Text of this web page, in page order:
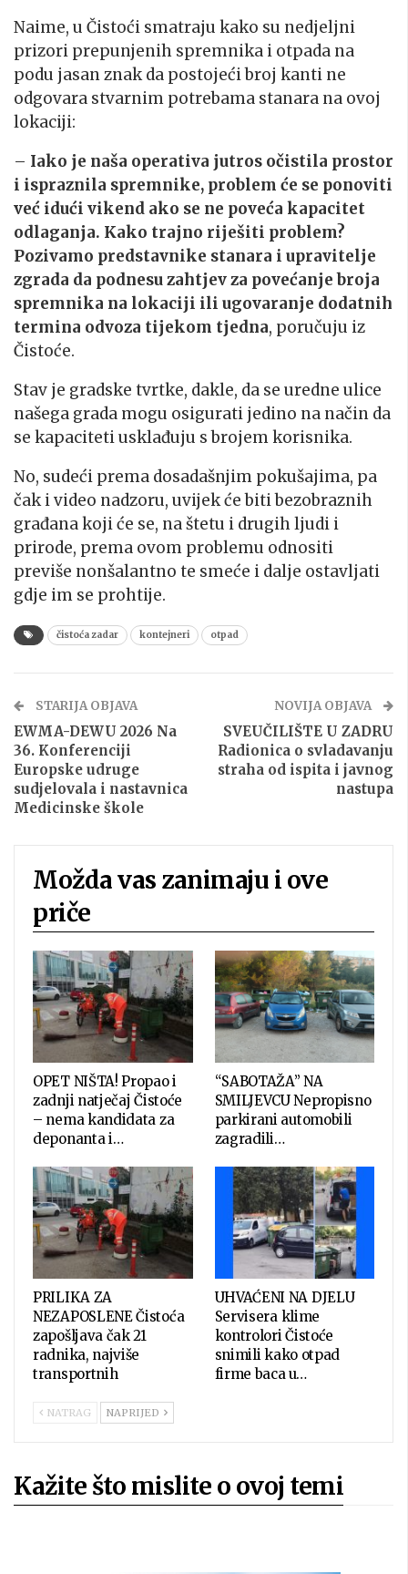
Naime, u Čistoći smatraju kako su nedjeljni
prizori prepunjenih spremnika i otpada na
podu jasan znak da postojeći broj kanti ne
odgovara stvarnim potrebama stanara na ovoj
lokaciji:
– Iako je naša operativa jutros očistila prostor
i ispraznila spremnike, problem će se ponoviti
već idući vikend ako se ne poveća kapacitet
odlaganja. Kako trajno riješiti problem?
Pozivamo predstavnike stanara i upravitelje
zgrada da podnesu zahtjev za povećanje broja
spremnika na lokaciji ili ugovaranje dodatnih
termina odvoza tijekom tjedna, poručuju iz
Čistoće.
Stav je gradske tvrtke, dakle, da se uredne ulice
našega grada mogu osigurati jedino na način da
se kapaciteti usklađuju s brojem korisnika.
No, sudeći prema dosadašnjim pokušajima, pa
čak i video nadzoru, uvijek će biti bezobraznih
građana koji će se, na štetu i drugih ljudi i
prirode, prema ovom problemu odnositi
previše nonšalantno te smeće i dalje ostavljati
gdje im se prohtije.
čistoća zadar kontejneri otpad
STARIJA OBJAVA
EWMA-DEWU 2026 Na
36. Konferenciji
Europske udruge
sudjelovala i nastavnica
Medicinske škole
NOVIJA OBJAVA
SVEUČILIŠTE U ZADRU
Radionica o svladavanju
straha od ispita i javnog
nastupa
Možda vas zanimaju i ove
priče
OPET NIŠTA! Propao i
zadnji natječaj Čistoće
– nema kandidata za
deponanta i…
“SABOTAŽA” NA
SMILJEVCU Nepropisno
parkirani automobili
zagradili…
PRILIKA ZA
NEZAPOSLENE Čistoća
zapošljava čak 21
radnika, najviše
transportnih
UHVAĆENI NA DJELU
Servisera klime
kontrolori Čistoće
snimili kako otpad
firme baca u…
NATRAG NAPRIJED
Kažite što mislite o ovoj temi